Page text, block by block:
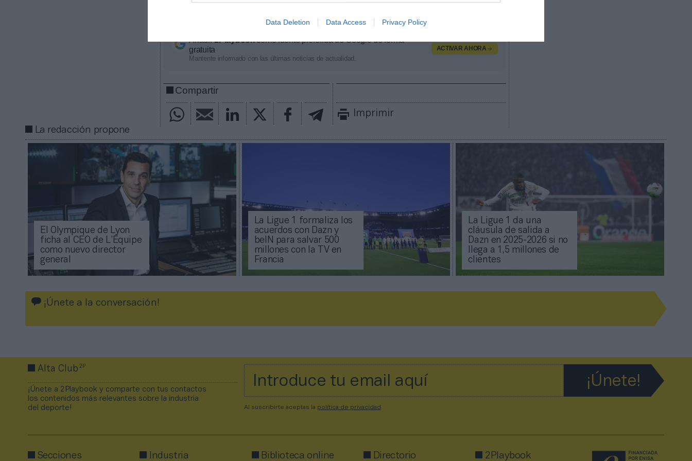
Data Deletion Data Access Privacy Policy
económico aproximado de cada acuerdo. Si quieres más información, contacta
Añadir2Playbookcomo fuente preferida de Google de forma
gratuita
Mantente informado con las últimas noticias de actualidad.
ACTIVAR AHORA
Compartir
Imprimir
La redacción propone
El Olympique de Lyon
ficha al CEO de L’Équipe
como nuevo director
general
La Ligue 1 formaliza los
acuerdos con Dazn y
beIN para salvar 500
millones con la TV en
Francia
La Ligue 1 da una
cláusula de salida a
Dazn en 2025-2026 si no
llega a 1,5 millones de
clientes
¡Únete a la conversación!
Alta Club2P
¡Únete a 2Playbook y comparte con tus contactos
los contenidos más relevantes sobre la industria
del deporte!
Al suscribirte aceptas la política de privacidad
Secciones Industria Biblioteca online Directorio 2Playbook